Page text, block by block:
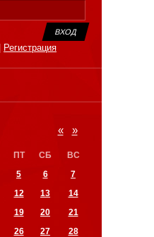
Регистрация
« »
ПТ СБ
ВС
5 6
7
12 13
14
19 20
21
26 27
28